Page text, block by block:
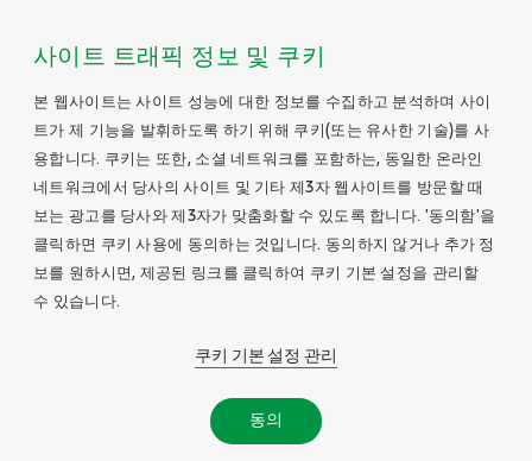
사이트 트래픽 정보 및 쿠키
본 웹사이트는 사이트 성능에 대한 정보를 수집하고 분석하며 사이
트가 제 기능을 발휘하도록 하기 위해 쿠키(또는 유사한 기술)를 사
용합니다. 쿠키는 또한, 소셜 네트워크를 포함하는, 동일한 온라인
네트워크에서 당사의 사이트 및 기타 제3자 웹사이트를 방문할 때
보는 광고를 당사와 제3자가 맞춤화할 수 있도록 합니다. '동의함'을
클릭하면 쿠키 사용에 동의하는 것입니다. 동의하지 않거나 추가 정
보를 원하시면, 제공된 링크를 클릭하여 쿠키 기본 설정을 관리할
수 있습니다.
쿠키 기본 설정 관리
동의